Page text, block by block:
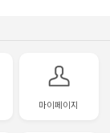
마이페이지